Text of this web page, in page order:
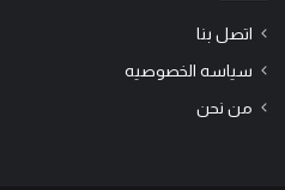
اتصل بنا
سياسه الخصوصيه
من نحن